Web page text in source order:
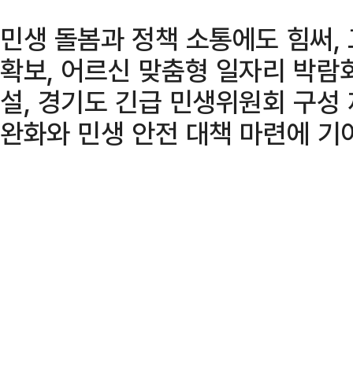
민생 돌봄과 정책 소통에도 힘써
확보, 어르신 맞춤형 일자리 박
설, 경기도 긴급 민생위원회 구
완화와 민생 안전 대책 마련에 기